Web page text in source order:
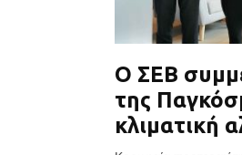
O ΣΕΒ
της
κλιματική